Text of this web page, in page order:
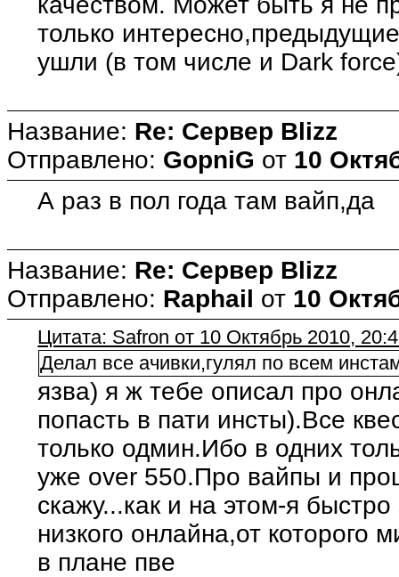
только
ушли (в том числе и Dark
Название: Re: Сервер Blizz
Отправлено: GopniG от 10
А раз в пол года там вайп,да
Название: Re: Сервер Blizz
Отправлено: Raphail от 10
Цитата: Safron от 10 Октябрь 2010,
Делал все ачивки,гулял по всем
язва) я ж тебе описал про
попасть в пати инсты).Все
только одмин.Ибо в одних
уже over 550.Про вайпы и
скажу...как и на этом-я
низкого онлайна,от которого
в плане пве